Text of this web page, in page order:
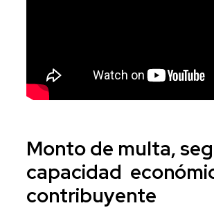
Monto de multa,
capacidad
contribuyente